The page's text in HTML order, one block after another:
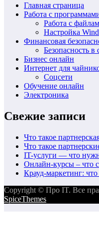
Главная страница
Работа с
Работа с
Настройка
Финансовая
Безопасность в
Бизнес онлайн
Интернет для
Соцсети
Обучение онлайн
Электроника
Свежие записи
Что такое
Что такое
IT-услуги — что
Онлайн-курсы – что
Крауд-маркетинг: что
Copyright © Про IT. Все
SpiceThemes